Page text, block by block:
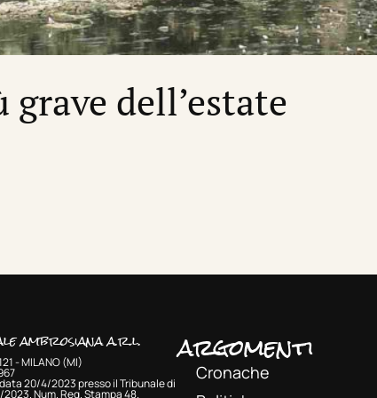
dell’estate
ambrosiana a.r.l.
- MILANO (MI)
20/4/2023 presso il Tribunale di
2023. Num. Reg. Stampa 48.
argomenti
Cronache